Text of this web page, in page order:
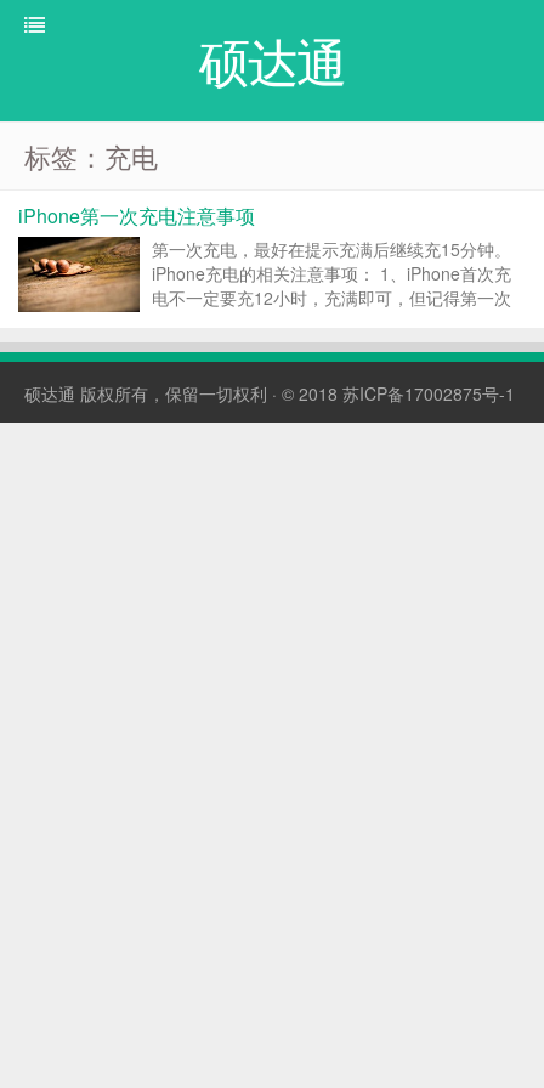
硕达通
标签：充电
iPhone第一次充电注意事项
第一次充电，最好在提示充满后继续充15分钟。
iPhone充电的相关注意事项： 1、iPhone首次充
电不一定要充12小时，充满即可，但记得第一次
用光了； 2、此后在任何电量下均可以进行充电，
硕达通 版权所有，保留一切权利 · © 2018 苏ICP备17002875号-1